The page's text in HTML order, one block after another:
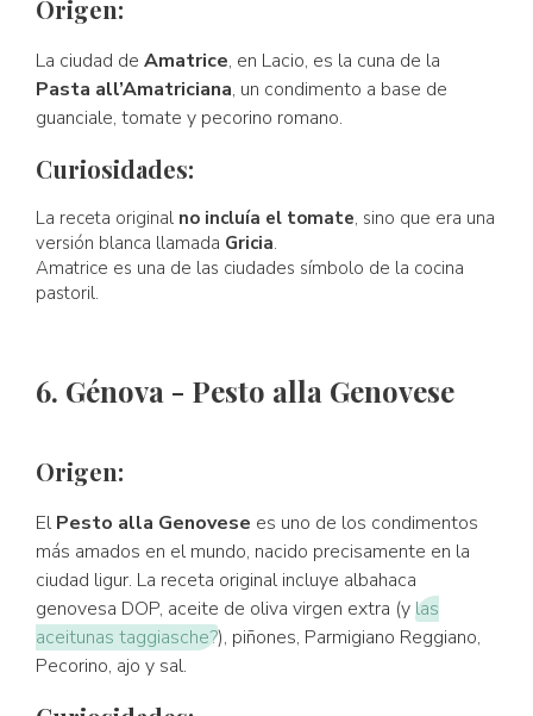
Origen:
La ciudad de Amatrice, en Lacio, es la cuna de la
Pasta all’Amatriciana, un condimento a base de
guanciale, tomate y pecorino romano.
Curiosidades:
La receta original no incluía el tomate, sino que era una
versión blanca llamada Gricia.
Amatrice es una de las ciudades símbolo de la cocina
pastoril.
6. Génova - Pesto alla Genovese
Origen:
ElPesto alla Genovese es uno de los condimentos
más amados en el mundo, nacido precisamente en la
ciudad ligur. La receta original incluye albahaca
genovesa DOP, aceite de oliva virgen extra (ylas
aceitunas taggiasche?), piñones, Parmigiano Reggiano,
Pecorino, ajo y sal.